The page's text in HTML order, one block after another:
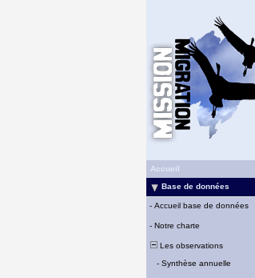
Accueil
Base de données
- Accueil base de données
- Notre charte
Les observations
- Synthèse annuelle